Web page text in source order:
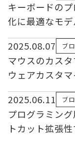
キーボードの
化に最適なモ
2025.08.07
ブ
マウスのカス
ウェアカスタ
2025.06.11
ブ
プログラミン
トカット拡張